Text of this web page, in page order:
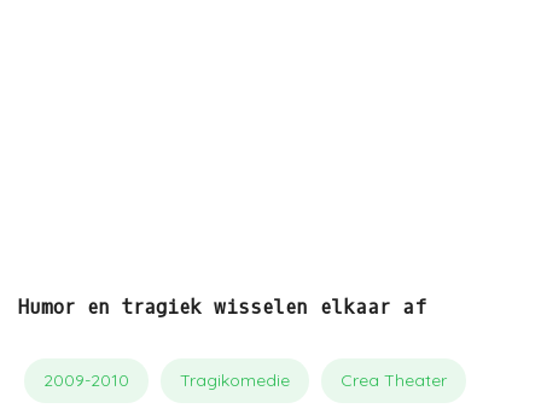
Humor en tragiek wisselen elkaar af
2009-2010 Tragikomedie Crea Theater